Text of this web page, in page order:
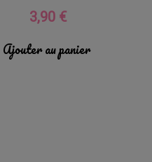
Prix
3,90 €
Ajouter au panier